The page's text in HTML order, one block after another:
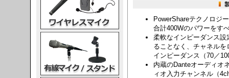
PowerShareテクノロジ
合計400Wのパワーをす
柔軟なインピーダンス
ることなく、チャネル
インピーダンス（70／
内蔵のDanteオーディオ
ィオ入力チャンネル（